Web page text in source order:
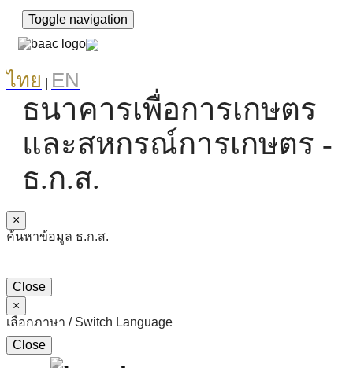
Toggle navigation
ไทย EN
ธนาคารเพื่อการเกษตร
และสหกรณ์การเกษตร -
ธ.ก.ส.
×
ค้นหาข้อมูล ธ.ก.ส.
Close
×
เลือกภาษา / Switch Language
Close